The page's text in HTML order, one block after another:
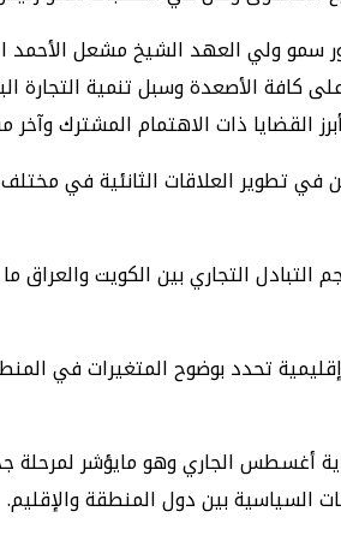
سمو ولي العهد الشيخ مشعل الأحمد
كافة الأصعدة وسبل تنمية التجارة
القضايا ذات الاهتمام المشترك
تطوير العلاقات الثانئية في
التجاري بين الكويت والعراق
تحدد بوضوح المتغيرات في
أغسطس الجاري وهو مايؤشر
السياسية بين دول المنطقة والإقليم.